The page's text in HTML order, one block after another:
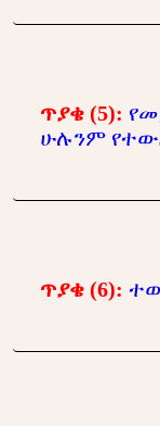
ጥያቄ (5):
ሁሉንም
ጥያቄ (6):